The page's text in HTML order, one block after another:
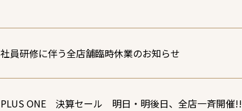
社員研修に伴う全店舗臨時休業のお知らせ
PLUS ONE 決算セール 明日・明後日、全店一斉開催!!